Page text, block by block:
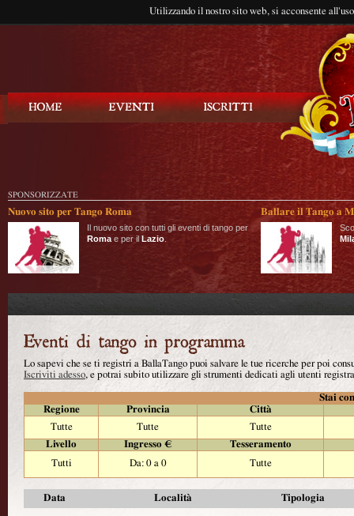
Utilizzando il nostro sito web, si acconsente
SPONSORIZZATE
Nuovo sito per Tango Roma
Il nuovo sito con tutti gli eventi di tango per
Roma e per il Lazio
Ballare il Tango a
Lo sapevi che se ti registri a BallaTango puoi salvare le tue ricerche per poi
Iscriviti adesso, e potrai subito utilizzare gli strumenti dedicati agli utenti
Stai
Regione
Provincia
Città
Tutte
Tutte
Tutte
Livello
Ingresso €
Tesseramento
Tutti
Da: 0 a 0 Tutte
Data Località Tipologia